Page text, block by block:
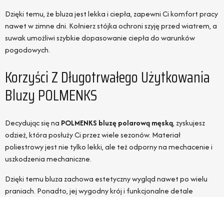
Dzięki temu, że bluza jest lekka i ciepła, zapewni Ci komfort pracy
nawet w zimne dni. Kołnierz stójka ochroni szyję przed wiatrem, a
suwak umożliwi szybkie dopasowanie ciepła do warunków
pogodowych.
Korzyści Z Długotrwałego Użytkowania
Bluzy POLMENKS
Decydując się na POLMENKS bluzę polarową męską, zyskujesz
odzież, która posłuży Ci przez wiele sezonów. Materiał
poliestrowy jest nie tylko lekki, ale też odporny na mechacenie i
uszkodzenia mechaniczne.
Dzięki temu bluza zachowa estetyczny wygląd nawet po wielu
praniach. Ponadto, jej wygodny krój i funkcjonalne detale